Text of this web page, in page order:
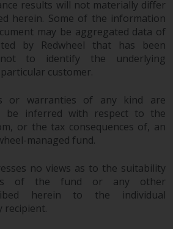
und die
Erträge können
als auch steigen.
in die von
seinen
Unternehmen
Produkte und
sind erhebliche
von auf
lautenden
auswirken.
results will not materially differ
herein. Some of the information
may be aggregated data of
by Redwheel that has been
to identify the underlying
customer.
or warranties of any kind are
be inferred with respect to the
or the tax consequences of, an
managed fund.
no views as to the suitability
of the fund or any other
herein to the individual
recipient.